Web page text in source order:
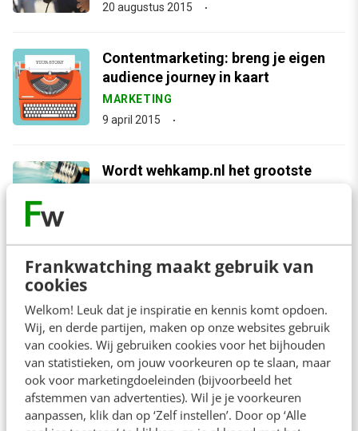
Frankwatching maakt gebruik van
cookies
Welkom! Leuk dat je inspiratie en kennis komt opdoen.
Wij, en derde partijen, maken op onze websites gebruik
van cookies. Wij gebruiken cookies voor het bijhouden
van statistieken, om jouw voorkeuren op te slaan, maar
ook voor marketingdoeleinden (bijvoorbeeld het
afstemmen van advertenties). Wil je je voorkeuren
aanpassen, klik dan op ‘Zelf instellen’. Door op ‘Alle
20 augustus 2015
Contentmarketing: breng je eigen
audience journey in kaart
MARKETING
9 april 2015
Wordt wehkamp.nl het grootste
Bekijk meer
Contact Redactie
redactie@frankwatching.com